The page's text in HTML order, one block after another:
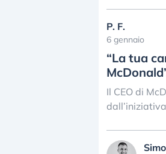
P. F.
6 gennaio
“La tua
Il CEO di